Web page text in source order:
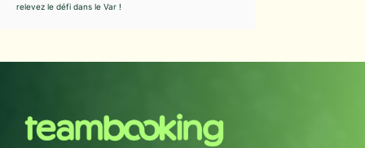
relevez le défi dans le Var !